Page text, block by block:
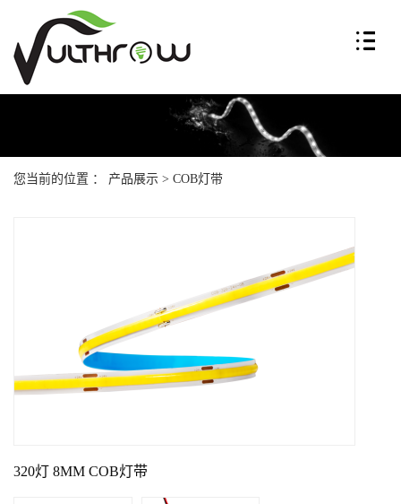
您当前的位置 ： 产品展示 > COB灯带
320灯 8MM COB灯带